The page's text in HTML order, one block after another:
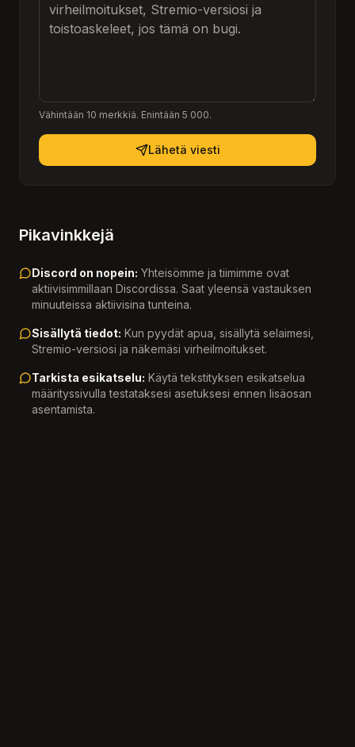
Vähintään 10 merkkiä. Enintään 5 000.
Lähetä viesti
Pikavinkkejä
Discord on nopein: Yhteisömme ja tiimimme ovat
aktiivisimmillaan Discordissa. Saat yleensä vastauksen
minuuteissa aktiivisina tunteina.
Sisällytä tiedot: Kun pyydät apua, sisällytä selaimesi,
Stremio-versiosi ja näkemäsi virheilmoitukset.
Tarkista esikatselu: Käytä tekstityksen esikatselua
määrityssivulla testataksesi asetuksesi ennen lisäosan
asentamista.